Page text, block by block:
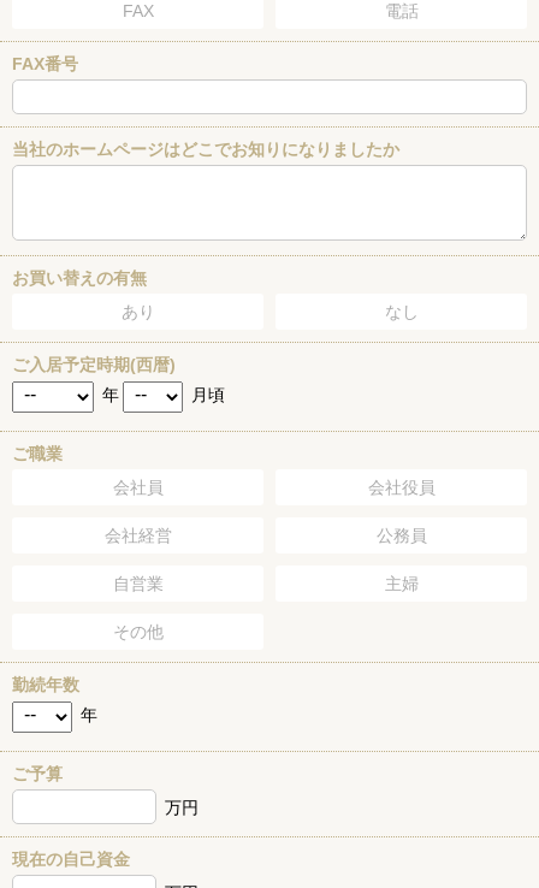
FAX 電話
FAX番号
当社のホームページはどこでお知りになりましたか
お買い替えの有無
あり
なし
ご入居予定時期(西暦)
年
月頃
ご職業
会社員
会社役員
会社経営 公務員
自営業 主婦
その他
勤続年数
年
ご予算
万円
現在の自己資金